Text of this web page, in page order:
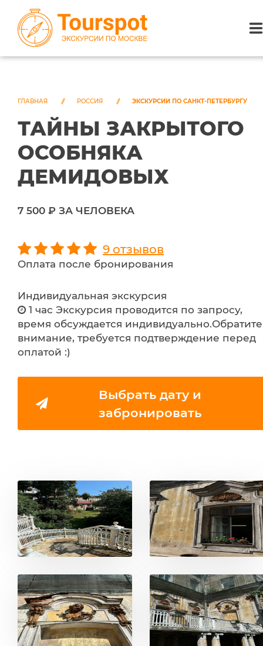
ЭКСКУРСИИ ПО МОСКВЕ
ЭКСКУРСИИ ПО СОЧИ
О НАС
ГЛАВНАЯ РОССИЯ ЭКСКУРСИИ ПО САНКТ-ПЕТЕРБУРГУ
ТАЙНЫ ЗАКРЫТОГО
ОСОБНЯКА
ДЕМИДОВЫХ
7 500 ₽ ЗА ЧЕЛОВЕКА
9 отзывов
Оплата после бронирования
Индивидуальная экскурсия
1 час Экскурсия проводится по запросу,
время обсуждается индивидуально.Обратите
внимание, требуется подтверждение перед
оплатой :)
Выбрать дату и
забронировать